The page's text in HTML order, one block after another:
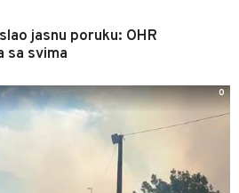
jasnu poruku: OHR
sa svima
0